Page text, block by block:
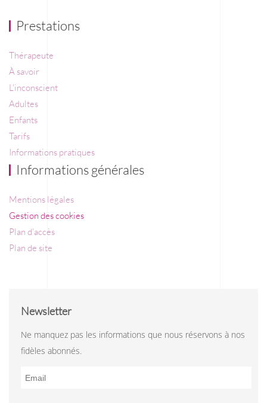
Prestations
Thérapeute
À savoir
L'inconscient
Adultes
Enfants
Tarifs
Informations pratiques
Informations générales
Mentions légales
Gestion des cookies
Plan d'accès
Plan de site
Newsletter
Ne manquez pas les informations que nous réservons à nos
fidèles abonnés.